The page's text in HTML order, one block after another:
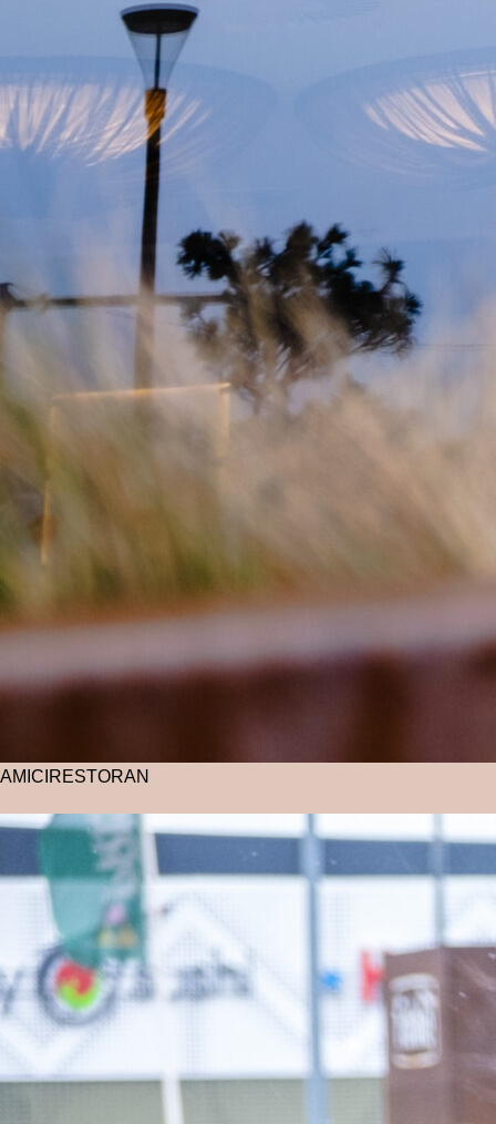
AMICI RESTORAN